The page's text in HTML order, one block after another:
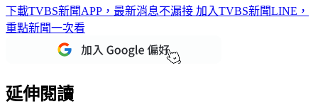
下載TVBS新聞APP，最新消息不漏接 加入TVBS新聞LINE，
重點新聞一次看
延伸閱讀